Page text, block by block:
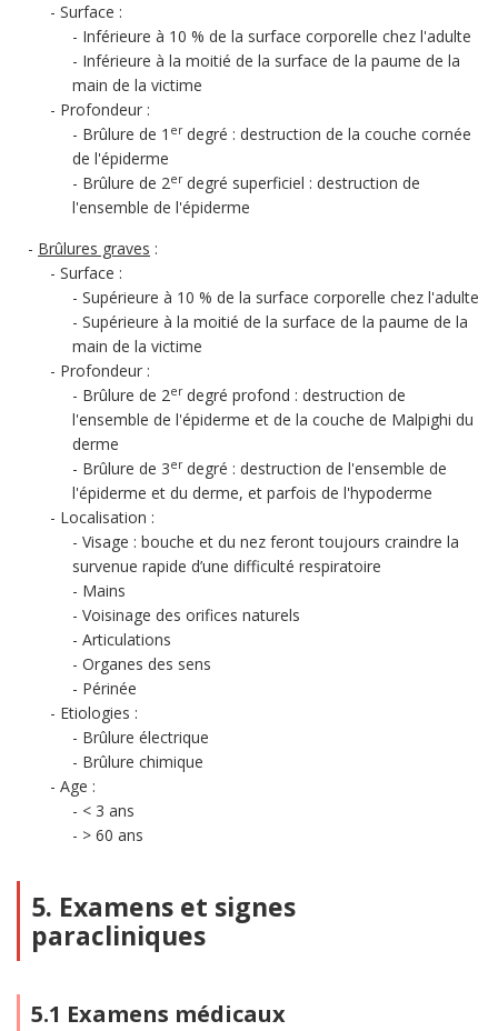
Surface :
Inférieure à 10 % de la surface corporelle chez l'adulte
Inférieure à la moitié de la surface de la paume de la
main de la victime
Profondeur :
Brûlure de 1 erdegré : destruction de la couche cornée
de l'épiderme
Brûlure de 2erdegré superficiel : destruction de
l'ensemble de l'épiderme
Brûlures graves :
Surface :
Supérieure à 10 % de la surface corporelle chez l'adulte
Supérieure à la moitié de la surface de la paume de la
main de la victime
Profondeur :
Brûlure de 2erdegré profond : destruction de
l'ensemble de l'épiderme et de la couche de Malpighi du
derme
Brûlure de 3erdegré : destruction de l'ensemble de
l'épiderme et du derme, et parfois de l'hypoderme
Localisation :
Visage : bouche et du nez feront toujours craindre la
survenue rapide d’une difficulté respiratoire
Mains
Voisinage des orifices naturels
Articulations
Organes des sens
Périnée
Etiologies :
Brûlure électrique
Brûlure chimique
Age :
< 3 ans
> 60 ans
5. Examens et signes
paracliniques
5.1 Examens médicaux